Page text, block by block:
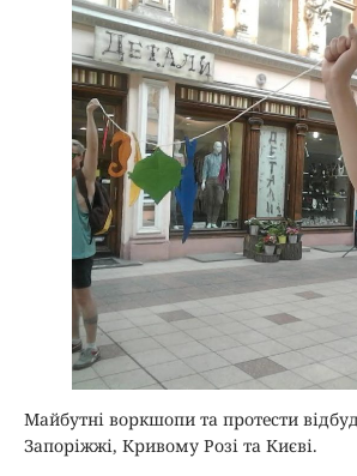
Майбутні воркшопи та протести
Запоріжжі, Кривому Розі та Києві.